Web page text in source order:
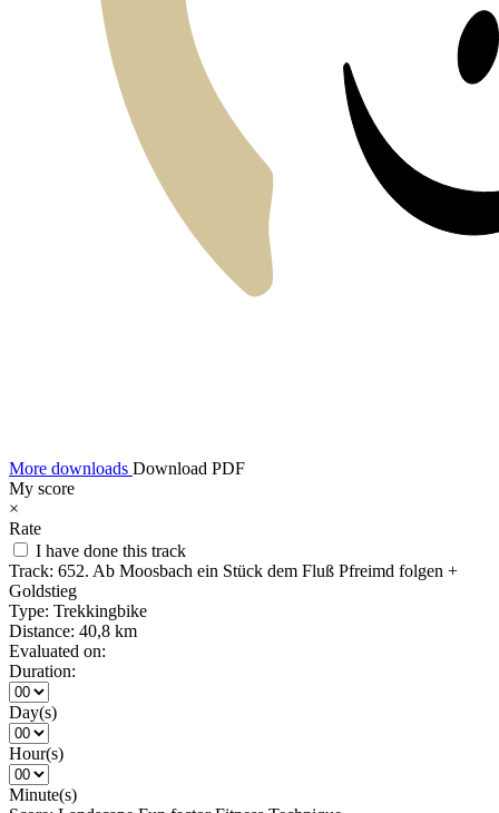
More downloads Download PDF
My score
×
Rate
I have done this track
Track: 652. Ab Moosbach ein Stück dem Fluß Pfreimd folgen +
Goldstieg
Type: Trekkingbike
Distance: 40,8 km
Evaluated on:
Duration:
Day(s)
Hour(s)
Minute(s)